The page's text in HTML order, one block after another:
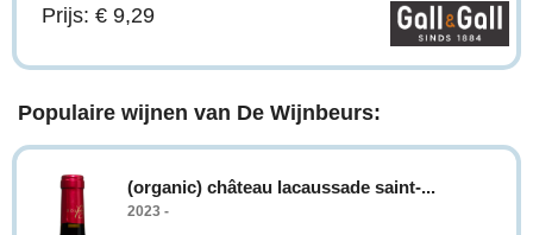
Prijs: € 9,29
Populaire wijnen van De Wijnbeurs:
(organic) château lacaussade saint-...
2023 -